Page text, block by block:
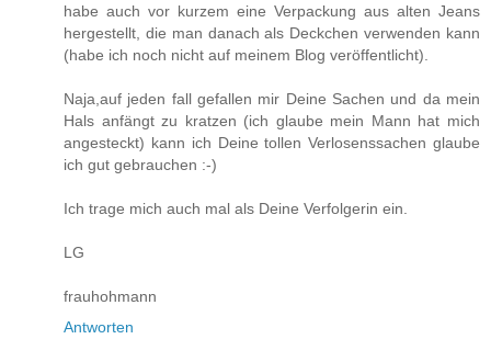
habe auch vor kurzem eine Verpackung aus alten Jeans
hergestellt, die man danach als Deckchen verwenden kann
(habe ich noch nicht auf meinem Blog veröffentlicht).
Naja,auf jeden fall gefallen mir Deine Sachen und da mein
Hals anfängt zu kratzen (ich glaube mein Mann hat mich
angesteckt) kann ich Deine tollen Verlosenssachen glaube
ich gut gebrauchen :-)
Ich trage mich auch mal als Deine Verfolgerin ein.
LG
frauhohmann
Antworten